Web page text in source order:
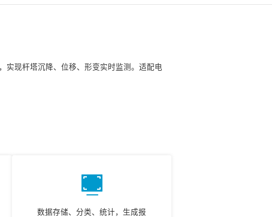
实现杆塔沉降、位移、形变实时监测。适配电
数据存储、分类、统计，生成报